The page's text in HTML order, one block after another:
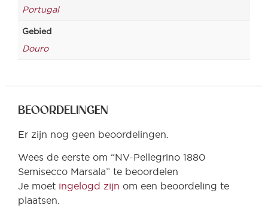
Portugal
Gebied
Douro
BEOORDELINGEN
Er zijn nog geen beoordelingen.
Wees de eerste om “NV-Pellegrino 1880
Semisecco Marsala” te beoordelen
Je moet ingelogd zijn om een beoordeling te
plaatsen.